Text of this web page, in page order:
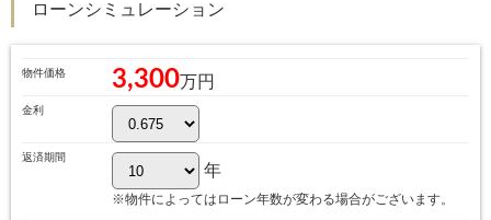
ローンシミュレーション
物件価格 3,300万円
金利
返済期間
年
※物件によってはローン年数が変わる場合がございます。